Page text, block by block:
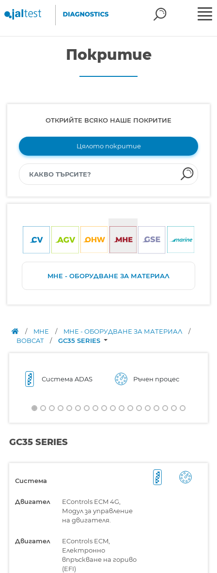
Покритие
ОТКРИЙТЕ ВСЯКО НАШЕ ПОКРИТИЕ
Цялото покритие
MHE - ОБОРУДВАНЕ ЗА МАТЕРИАЛ
/ MHE / MHE - ОБОРУДВАНЕ ЗА МАТЕРИАЛ
/
BOBCAT
/ GC35 SERIES
Система ADAS Ръчен процес
GC35 SERIES
Система
Двигател
EControls ECM 4G,
Модул за управление
на двигателя.
Двигател
EControls ECM,
Електронно
впръскване на гориво
(EFI)